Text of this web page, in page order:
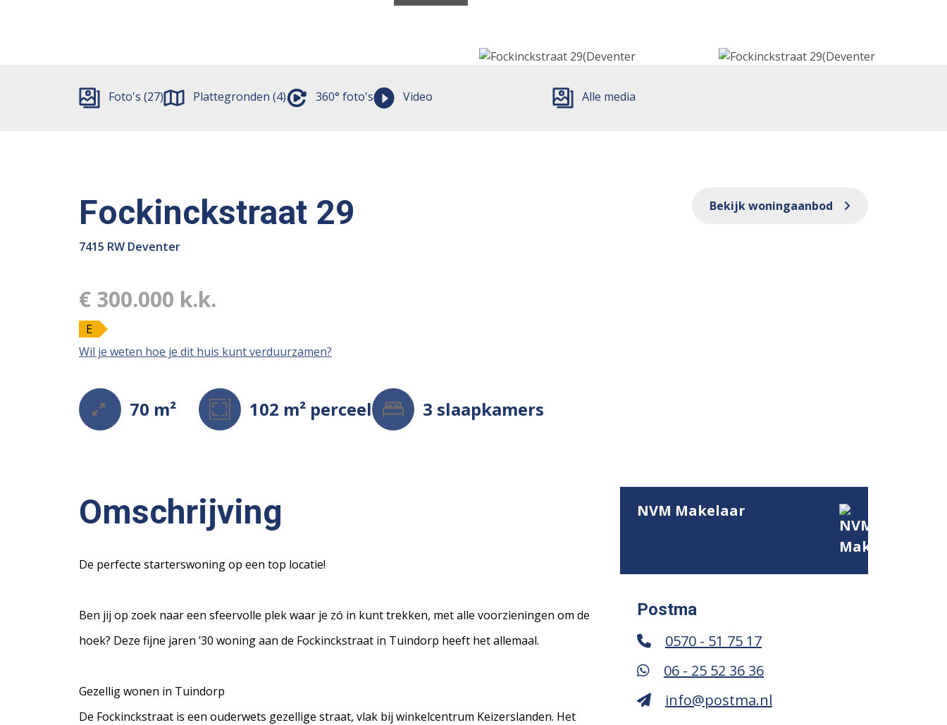
Foto's (27) Plattegronden (4) 360° foto's Video Alle media
Fockinckstraat 29
7415 RW Deventer
€ 300.000 k.k.
E
Wil je weten hoe je dit huis kunt verduurzamen?
Bekijk woningaanbod
70 m² 102 m² perceel 3 slaapkamers
Omschrijving
De perfecte starterswoning op een top locatie!
Ben jij op zoek naar een sfeervolle plek waar je zó in kunt trekken, met alle voorzieningen om de
hoek? Deze fijne jaren ’30 woning aan de Fockinckstraat in Tuindorp heeft het allemaal.
Gezellig wonen in Tuindorp
De Fockinckstraat is een ouderwets gezellige straat, vlak bij winkelcentrum Keizerslanden. Het
NVM Makelaar
Postma
0570 - 51 75 17
06 - 25 52 36 36
info@postma.nl